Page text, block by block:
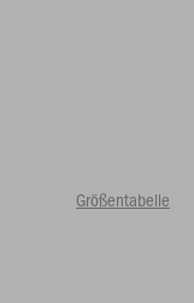
Größentabelle